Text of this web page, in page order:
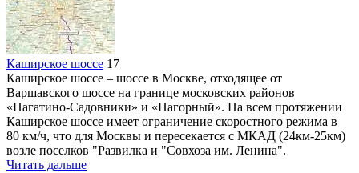
Каширское шоссе 17
Каширское шоссе – шоссе в Москве, отходящее от
Варшавского шоссе на границе московских районов
«Нагатино-Садовники» и «Нагорный». На всем протяжении
Каширское шоссе имеет ограничение скоростного режима в
80 км/ч, что для Москвы и пересекается с МКАД (24км-25км)
возле поселков "Развилка и "Совхоза им. Ленина".
Читать дальше